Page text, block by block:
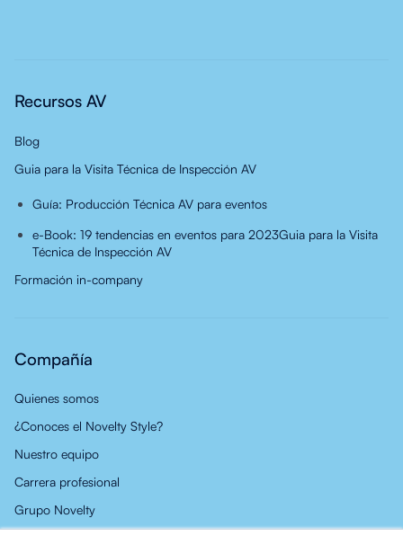
Recursos AV
Blog
Guia para la Visita Técnica de Inspección AV
Guía: Producción Técnica AV para eventos
e-Book: 19 tendencias en eventos para 2023Guia para la Visita
Técnica de Inspección AV
Formación in-company
Compañía
Quienes somos
¿Conoces el Novelty Style?
Nuestro equipo
Carrera profesional
Grupo Novelty